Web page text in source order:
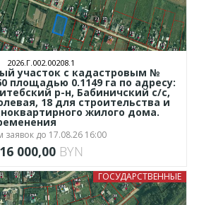
2026.Г.002.00208.1
участок с кадастровым №
площадью 0.1149 га по адресу:
р-н, Бабиничский с/с,
18 для строительства и
жилого дома.
заявок до 17.08.26 16:00
16 000,00 BYN
ГОСУДАРСТВЕННЫЕ